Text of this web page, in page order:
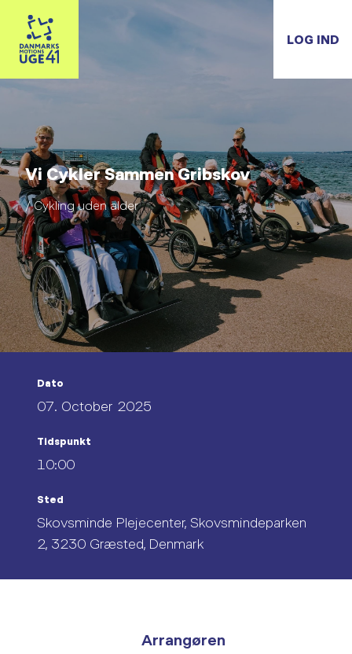
LOG IND
Vi Cykler Sammen Gribskov
/ Cykling uden alder
Dato
07. October 2025
Tidspunkt
10:00
Sted
Skovsminde Plejecenter, Skovsmindeparken
2, 3230 Græsted, Denmark
Arrangøren